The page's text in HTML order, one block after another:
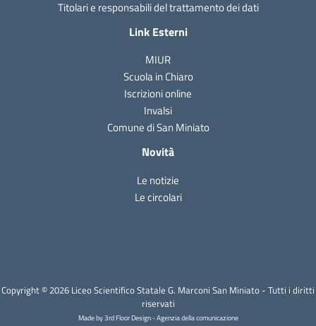
Titolari e responsabili del trattamento dei dati
Link Esterni
MIUR
Scuola in Chiaro
Iscrizioni online
Invalsi
Comune di San Miniato
Novità
Le notizie
Le circolari
Copyright © 2026 Liceo Scientifico Statale G. Marconi San Miniato - Tutti i diritti
riservati
Made by 3rd Floor Design - Agenzia della comunicazione